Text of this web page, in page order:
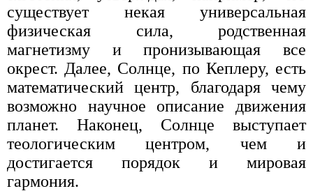
существует некая универсальная
физическая сила, родственная
магнетизму и пронизывающая все
окрест. Далее, Солнце, по Кеплеру, есть
математический центр, благодаря чему
возможно научное описание движения
планет. Наконец, Солнце выступает
теологическим центром, чем и
достигается порядок и мировая
гармония.